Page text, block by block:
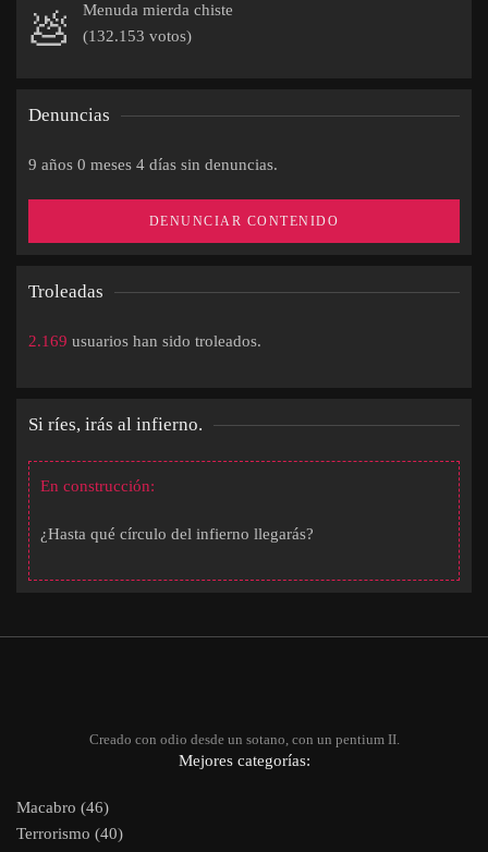
💩
Menuda mierda chiste
(132.153 votos)
Denuncias
9 años 0 meses 4 días sin denuncias.
DENUNCIAR CONTENIDO
Troleadas
2.169 usuarios han sido troleados.
Si ríes, irás al infierno.
En construcción:
¿Hasta qué círculo del infierno llegarás?
Creado con odio desde un sotano, con un pentium II.
Mejores categorías:
Macabro (46)
Terrorismo (40)